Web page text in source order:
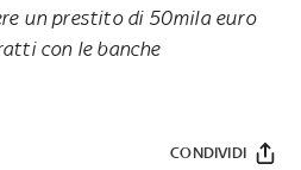
un prestito di 50mila euro
con le banche
CONDIVIDI